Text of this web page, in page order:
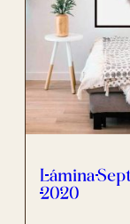
Lámina
2020